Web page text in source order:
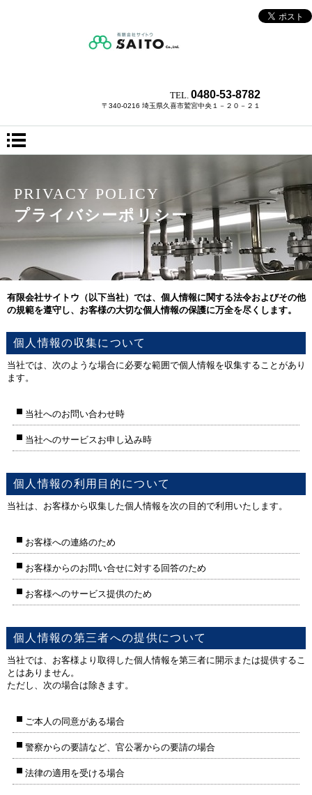
TEL. 0480-53-8782
〒340-0216 埼玉県久喜市鷲宮中央１－２０－２１
PRIVACY POLICY
プライバシーポリシー
有限会社サイトウ（以下当社）では、個人情報に関する法令およびその他
の規範を遵守し、お客様の大切な個人情報の保護に万全を尽くします。
個人情報の収集について
当社では、次のような場合に必要な範囲で個人情報を収集することがあり
ます。
当社へのお問い合わせ時
当社へのサービスお申し込み時
個人情報の利用目的について
当社は、お客様から収集した個人情報を次の目的で利用いたします。
お客様への連絡のため
お客様からのお問い合せに対する回答のため
お客様へのサービス提供のため
個人情報の第三者への提供について
当社では、お客様より取得した個人情報を第三者に開示または提供するこ
とはありません。
ただし、次の場合は除きます。
ご本人の同意がある場合
警察からの要請など、官公署からの要請の場合
法律の適用を受ける場合